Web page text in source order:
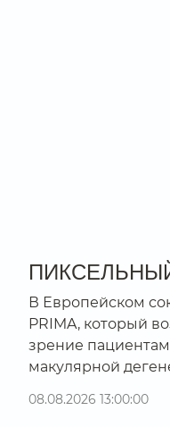
В Европейском
PRIMA, который
зрение
макулярной
08.08.2026 13:00:00